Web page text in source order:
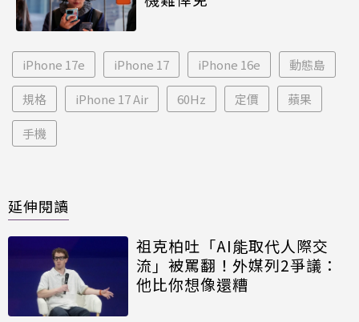
iPhone 17e iPhone 17 iPhone 16e 動態島
規格 iPhone 17 Air 60Hz 定價 蘋果
手機
延伸閱讀
祖克柏吐「AI能取代人際交
流」被罵翻！外媒列2爭議：
他比你想像還糟